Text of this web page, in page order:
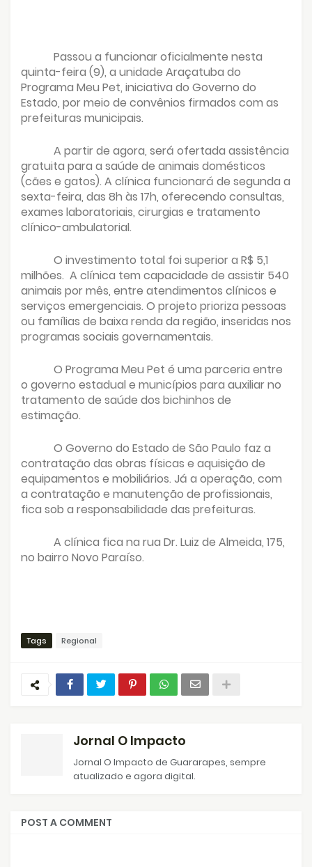
Passou a funcionar oficialmente nesta
quinta-feira (9), a unidade Araçatuba do
Programa Meu Pet, iniciativa do Governo do
Estado, por meio de convênios firmados com as
prefeituras municipais.
A partir de agora, será ofertada assistência
gratuita para a saúde de animais domésticos
(cães e gatos). A clínica funcionará de segunda a
sexta-feira, das 8h às 17h, oferecendo consultas,
exames laboratoriais, cirurgias e tratamento
clínico-ambulatorial.
O investimento total foi superior a R$ 5,1
milhões. A clínica tem capacidade de assistir 540
animais por mês, entre atendimentos clínicos e
serviços emergenciais. O projeto prioriza pessoas
ou famílias de baixa renda da região, inseridas nos
programas sociais governamentais.
O Programa Meu Pet é uma parceria entre
o governo estadual e municípios para auxiliar no
tratamento de saúde dos bichinhos de
estimação.
O Governo do Estado de São Paulo faz a
contratação das obras físicas e aquisição de
equipamentos e mobiliários. Já a operação, com
a contratação e manutenção de profissionais,
fica sob a responsabilidade das prefeituras.
A clínica fica na rua Dr. Luiz de Almeida, 175,
no bairro Novo Paraíso.
Tags Regional
Jornal O Impacto
Jornal O Impacto de Guararapes, sempre
atualizado e agora digital.
POST A COMMENT